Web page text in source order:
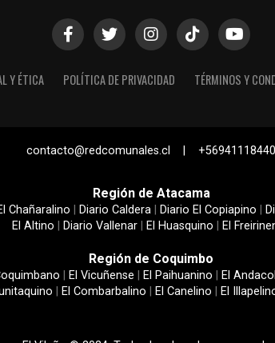
Y ÉTICA POLÍTICA DE PRIVACIDAD TÉRMINOS Y
contacto@redcomunales.cl | +56941118440
Región de Atacama
Chañaralino Diario Caldera Diario El Copiapino
El Altino
Diario Vallenar El Huasquino El
Región de Coquimbo
El Vicuñense El Paihuanino El
El Combarbalino El Canelino El